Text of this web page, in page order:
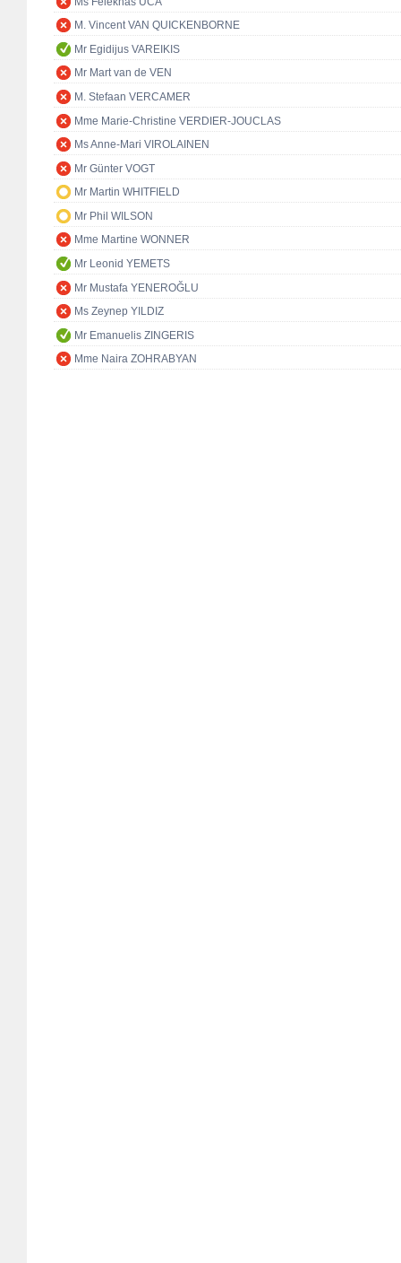
M. Vincent VAN QUICKENBORNE
Mr Egidijus VAREIKIS
Mr Mart van de VEN
M. Stefaan VERCAMER
Mme Marie-Christine VERDIER-JOUCLAS
Ms Anne-Mari VIROLAINEN
Mr Günter VOGT
Mr Martin WHITFIELD
Mr Phil WILSON
Mme Martine WONNER
Mr Leonid YEMETS
Mr Mustafa YENEROĞLU
Ms Zeynep YILDIZ
Mr Emanuelis ZINGERIS
Mme Naira ZOHRABYAN